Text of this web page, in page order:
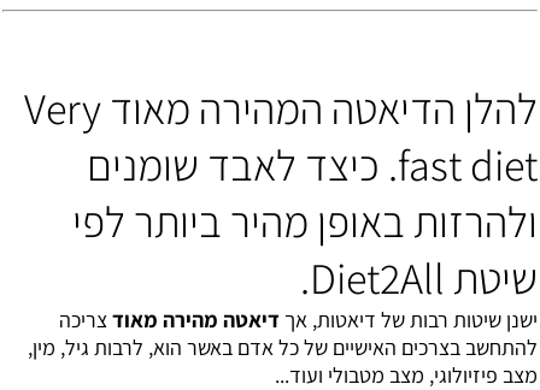
להלן הדיאטה המהירה מאוד Very
fast diet. כיצד לאבד שומנים
ולהרזות באופן מהיר ביותר לפי
שיטת Diet2All.
ישנן שיטות רבות של דיאטות, אך דיאטה מהירה מאודצריכה
להתחשב בצרכים האישיים של כל אדם באשר הוא, לרבות גיל, מין,
מצב פיזיולוגי, מצב מטבולי ועוד...